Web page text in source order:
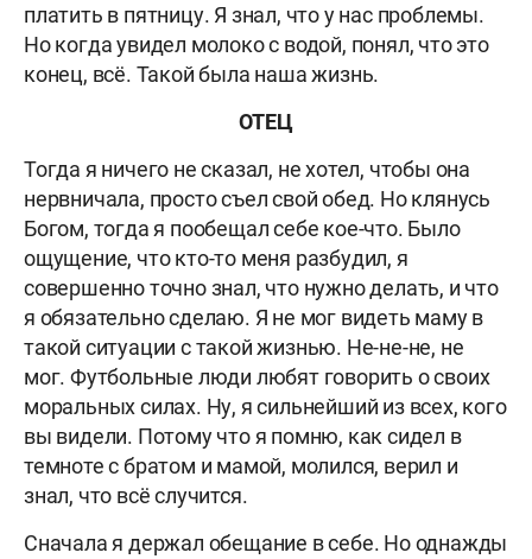
платить в пятницу. Я знал, что у нас проблемы.
Но когда увидел молоко с водой, понял, что это
конец, всё. Такой была наша жизнь.
ОТЕЦ
Тогда я ничего не сказал, не хотел, чтобы она
нервничала, просто съел свой обед. Но клянусь
Богом, тогда я пообещал себе кое-что. Было
ощущение, что кто-то меня разбудил, я
совершенно точно знал, что нужно делать, и что
я обязательно сделаю. Я не мог видеть маму в
такой ситуации с такой жизнью. Не-не-не, не
мог. Футбольные люди любят говорить о своих
моральных силах. Ну, я сильнейший из всех, кого
вы видели. Потому что я помню, как сидел в
темноте с братом и мамой, молился, верил и
знал, что всё случится.
Сначала я держал обещание в себе. Но однажды